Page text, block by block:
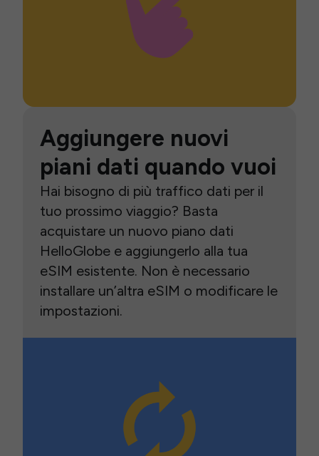
Aggiungere nuovi
piani dati quando vuoi
Hai bisogno di più traffico dati per il
tuo prossimo viaggio? Basta
acquistare un nuovo piano dati
HelloGlobe e aggiungerlo alla tua
eSIM esistente. Non è necessario
installare un’altra eSIM o modificare le
impostazioni.